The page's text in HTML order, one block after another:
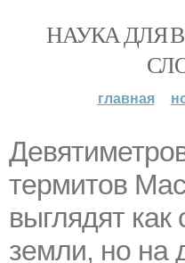
НАУКА ДЛЯ
главная
термитов
выглядят как
земли, но на